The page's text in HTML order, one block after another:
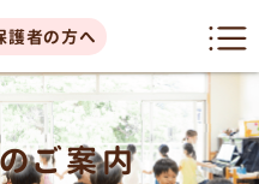
護者の方へ
ご案内